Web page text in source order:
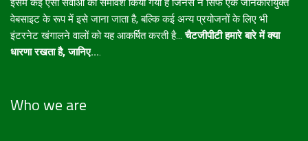
इसमें कई ऐसी सेवाओं का समावेश किया गया है जिनसे न सिर्फ एक जानकारीयुक्त
वेबसाइट के रूप में इसे जाना जाता है, बल्कि कई अन्य प्रयोजनों के लिए भी
इंटरनेट खंगालने वालों को यह आकर्षित करती है... चैटजीपीटी हमारे बारे में क्या
धारणा रखता है, जानिए....
Who we are